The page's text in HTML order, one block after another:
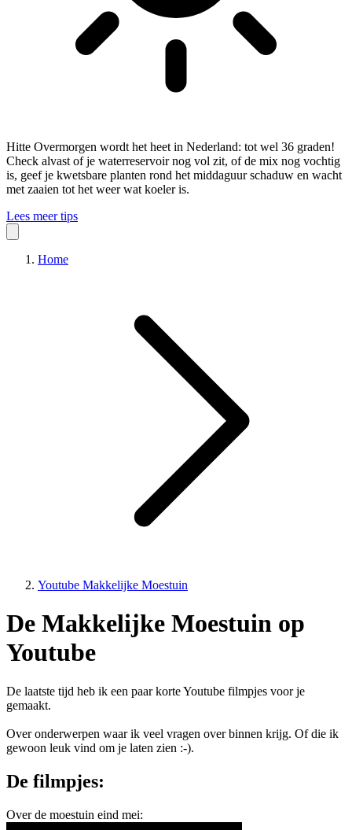
Hitte Overmorgen wordt het heet in Nederland: tot wel 36 graden!
Check alvast of je waterreservoir nog vol zit, of de mix nog vochtig
is, geef je kwetsbare planten rond het middaguur schaduw en wacht
met zaaien tot het weer wat koeler is.
Lees meer tips
Home
Youtube Makkelijke Moestuin
De Makkelijke Moestuin op
Youtube
De laatste tijd heb ik een paar korte Youtube filmpjes voor je
gemaakt.
Over onderwerpen waar ik veel vragen over binnen krijg. Of die ik
gewoon leuk vind om je laten zien :-).
De filmpjes:
Over de moestuin eind mei: